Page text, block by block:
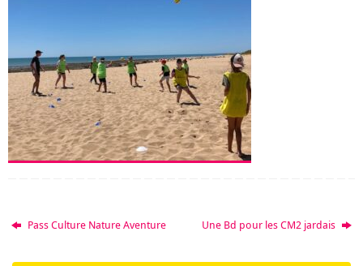
Pass Culture Nature Aventure Une Bd pour les CM2 jardais